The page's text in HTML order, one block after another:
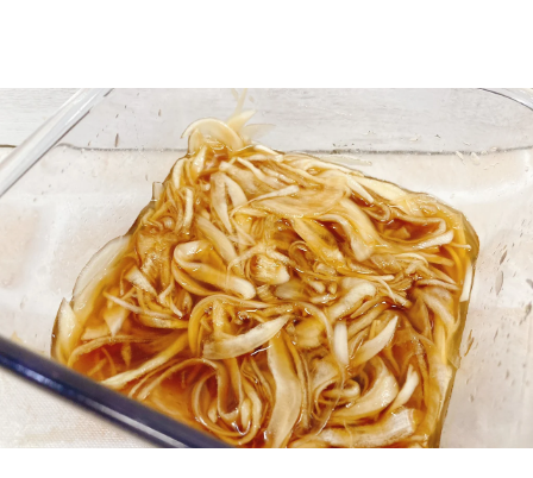
イベント・グッズ
YouTube
会社情報